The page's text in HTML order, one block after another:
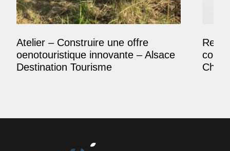
Atelier – Construire une offre
oenotouristique innovante – Alsace
Destination Tourisme